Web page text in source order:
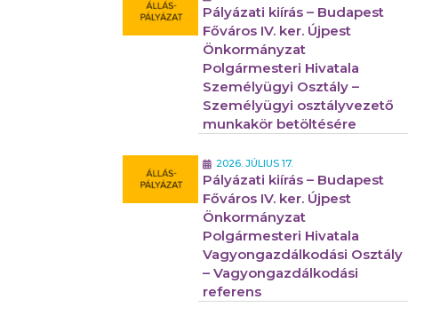
Pályázati kiírás – Budapest
Főváros IV. ker. Újpest
Önkormányzat
Polgármesteri Hivatala
Személyügyi Osztály –
Személyügyi osztályvezető
munkakör betöltésére
2026. JÚLIUS 17.
Pályázati kiírás – Budapest
Főváros IV. ker. Újpest
Önkormányzat
Polgármesteri Hivatala
Vagyongazdálkodási Osztály
– Vagyongazdálkodási
referens